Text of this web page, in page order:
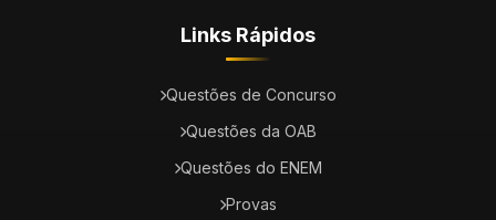
Links Rápidos
Questões de Concurso
Questões da OAB
Questões do ENEM
Provas